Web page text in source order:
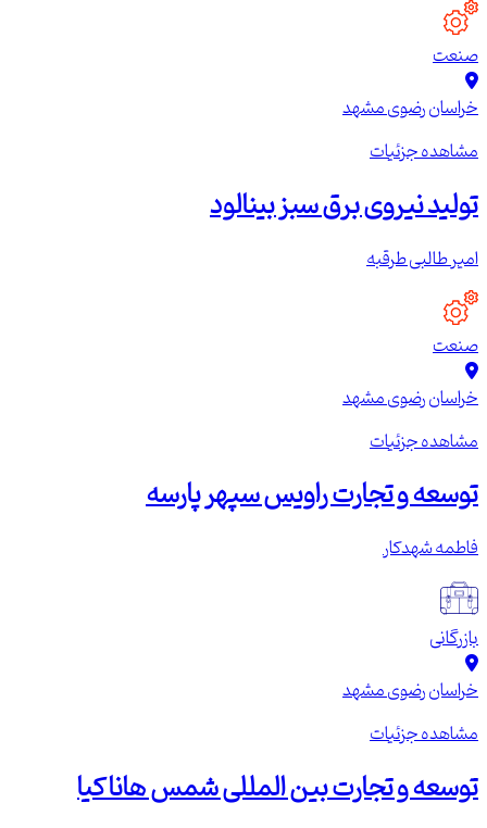
صنعت
خراسان رضویمشهد
مشاهده جزئیات
تولید نیروی برق سبز بینالود
امیر طالبی طرقبه
صنعت
خراسان رضویمشهد
مشاهده جزئیات
توسعه و تجارت راویس سپهر پارسه
فاطمه شهدکار
بازرگانی
خراسان رضویمشهد
مشاهده جزئیات
توسعه و تجارت بین المللی شمس هانا کیا